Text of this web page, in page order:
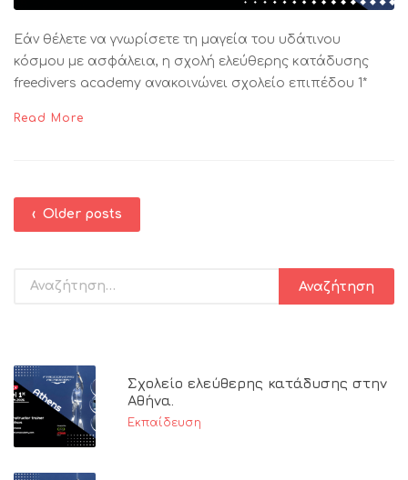
Εάν θέλετε να γνωρίσετε τη μαγεία του υδάτινου
κόσμου με ασφάλεια, η σχολή ελεύθερης κατάδυσης
freedivers academy ανακοινώνει σχολείο επιπέδου 1*
Read More
‹ Older posts
Σχολείο ελεύθερης κατάδυσης στην
Αθήνα.
Εκπαίδευση